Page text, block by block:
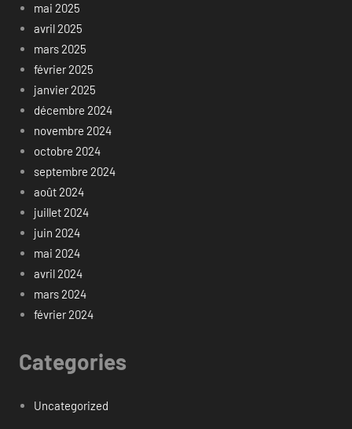
mai 2025
avril 2025
mars 2025
février 2025
janvier 2025
décembre 2024
novembre 2024
octobre 2024
septembre 2024
août 2024
juillet 2024
juin 2024
mai 2024
avril 2024
mars 2024
février 2024
Categories
Uncategorized